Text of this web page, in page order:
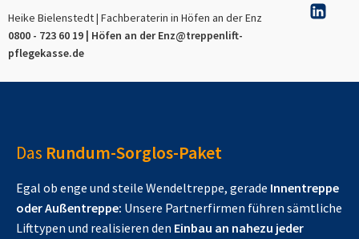
Heike Bielenstedt | Fachberaterin in Höfen an der Enz
0800 - 723 60 19 | Höfen an der Enz@treppenlift-
pflegekasse.de
Das Rundum-Sorglos-Paket
Egal ob enge und steile Wendeltreppe, gerade Innentreppe
oder Außentreppe: Unsere Partnerfirmen führen sämtliche
Lifttypen und realisieren den Einbau an nahezu jeder